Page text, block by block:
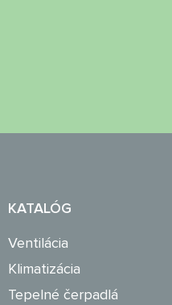
KATALÓG
Ventilácia
Klimatizácia
Tepelné čerpadlá